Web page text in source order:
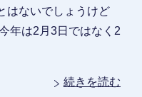
はないでしょうけど
年は2月3日ではなく2
続きを読む